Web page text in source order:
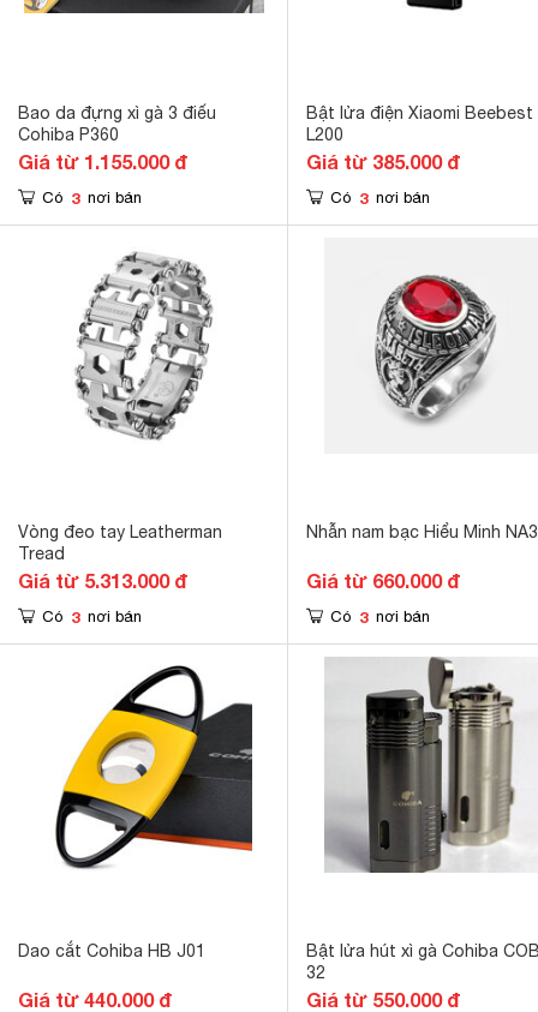
Bao da đựng xì gà 3 điếu
Cohiba P360
Giá từ 1.155.000 đ
Có 3 nơi bán
Bật lửa điện Xiaomi Beebest
L200
Giá từ 385.000 đ
Có 3 nơi bán
Vòng đeo tay Leatherman
Tread
Giá từ 5.313.000 đ
Có 3 nơi bán
Nhẫn nam bạc Hiểu Minh
Giá từ 660.000 đ
Có 3 nơi bán
Dao cắt Cohiba HB J01
Giá từ 440.000 đ
Bật lửa hút xì gà Cohiba
32
Giá từ 550.000 đ